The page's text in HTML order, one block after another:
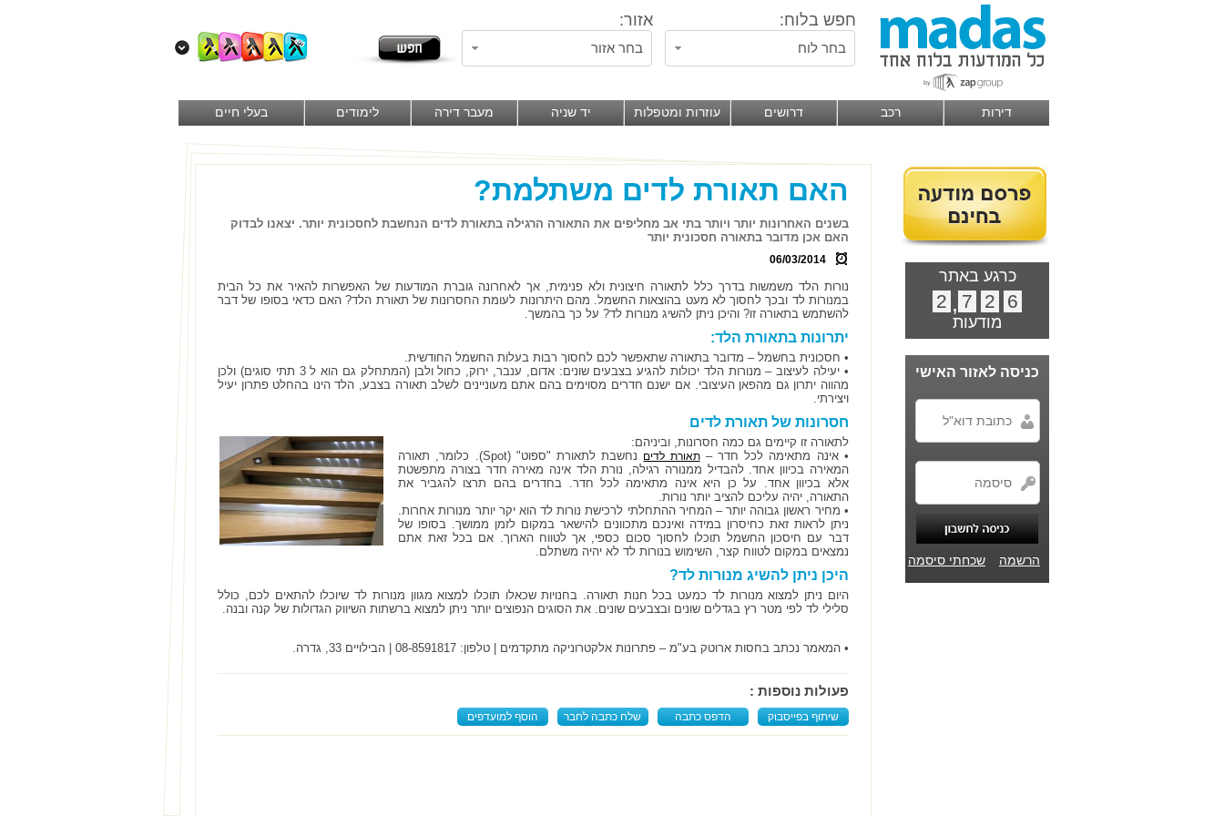
חפש בלוח: אזור:
בחר לוח בחר אזור
דירות רכב דרושים עוזרות ומטפלות יד שניה מעבר דירה לימודים בעלי חיים
כרגע באתר
6
2
7
,
2
מודעות
כניסה לאזור האישי
הרשמה שכחתי סיסמה
האם תאורת לדים משתלמת?
בשנים האחרונות יותר ויותר בתי אב מחליפים את התאורה הרגילה בתאורת לדים הנחשבת לחסכונית יותר. יצאנו לבדוק
האם אכן מדובר בתאורה חסכונית יותר
06/03/2014
נורות הלד משמשות בדרך כלל לתאורה חיצונית ולא פנימית, אך לאחרונה גוברת המודעות של האפשרות להאיר את כל הבית
במנורות לד ובכך לחסוך לא מעט בהוצאות החשמל. מהם היתרונות לעומת החסרונות של תאורת הלד? האם כדאי בסופו של דבר
להשתמש בתאורה זו? והיכן ניתן להשיג מנורות לד? על כך בהמשך.
יתרונות בתאורת הלד:
• חסכונית בחשמל – מדובר בתאורה שתאפשר לכם לחסוך רבות בעלות החשמל החודשית.
• יעילה לעיצוב – מנורות הלד יכולות להגיע בצבעים שונים: אדום, ענבר, ירוק, כחול ולבן (המתחלק גם הוא ל 3 תתי סוגים) ולכן
מהווה יתרון גם מהפאן העיצובי. אם ישנם חדרים מסוימים בהם אתם מעוניינים לשלב תאורה בצבע, הלד הינו בהחלט פתרון יעיל
ויצירתי.
חסרונות של תאורת לדים
לתאורה זו קיימים גם כמה חסרונות, וביניהם:
• אינה מתאימה לכל חדר –תאורת לדים
נחשבת לתאורת "ספוט" (Spot). כלומר, תאורה
המאירה בכיוון אחד. להבדיל ממנורה רגילה, נורת הלד אינה מאירה חדר בצורה מתפשטת
אלא בכיוון אחד. על כן היא אינה מתאימה לכל חדר. בחדרים בהם תרצו להגביר את
התאורה, יהיה עליכם להציב יותר נורות.
• מחיר ראשון גבוהה יותר – המחיר ההתחלתי לרכישת נורות לד הוא יקר יותר מנורות אחרות.
ניתן לראות זאת כחיסרון במידה ואינכם מתכוונים להישאר במקום לזמן ממושך. בסופו של
דבר עם חיסכון החשמל תוכלו לחסוך סכום כספי, אך לטווח הארוך. אם בכל זאת אתם
נמצאים במקום לטווח קצר, השימוש בנורות לד לא יהיה משתלם.
היכן ניתן להשיג מנורות לד?
היום ניתן למצוא מנורות לד כמעט בכל חנות תאורה. בחנויות שכאלו תוכלו למצוא מגוון מנורות לד שיוכלו להתאים לכם, כולל
סלילי לד לפי מטר רץ בגדלים שונים ובצבעים שונים. את הסוגים הנפוצים יותר ניתן למצוא ברשתות השיווק הגדולות של קנה ובנה.
• המאמר נכתב בחסות ארוטק בע"מ – פתרונות אלקטרוניקה מתקדמים | טלפון: 08-8591817 | הבילויים 33, גדרה.
פעולות נוספות :
שיתוף בפייסבוק הדפס כתבה שלח כתבה לחבר הוסף למועדפים